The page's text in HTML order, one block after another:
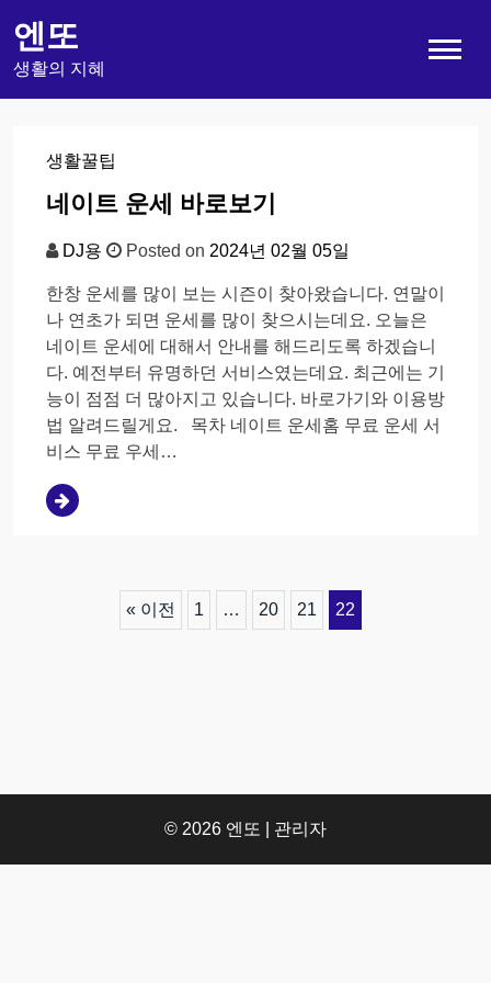
content
엔또
생활의 지혜
생활꿀팁
네이트 운세 바로보기
DJ용 Posted on 2024년 02월 05일
한창 운세를 많이 보는 시즌이 찾아왔습니다. 연말이
나 연초가 되면 운세를 많이 찾으시는데요. 오늘은
네이트 운세에 대해서 안내를 해드리도록 하겠습니
다. 예전부터 유명하던 서비스였는데요. 최근에는 기
능이 점점 더 많아지고 있습니다. 바로가기와 이용방
법 알려드릴게요. 목차 네이트 운세홈 무료 운세 서
비스 무료 우세…
« 이전 1 … 20 21 22
© 2026 엔또 | 관리자